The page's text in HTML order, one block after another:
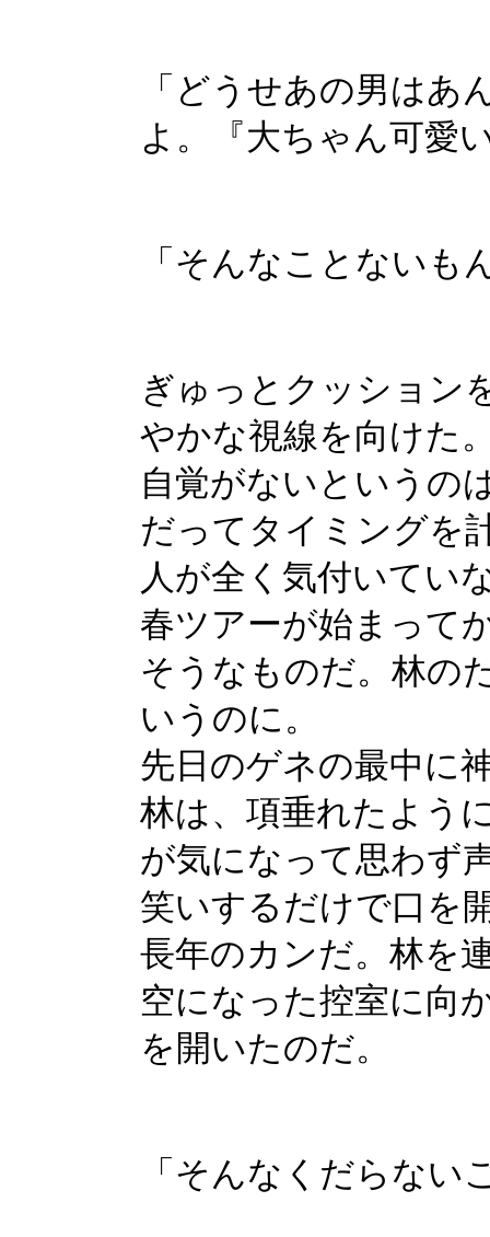
「どうせあの男はあ
よ。『大ちゃん可愛
「そんなことないも
ぎゅっとクッション
やかな視線を向けた
自覚がないというの
だってタイミングを
人が全く気付いてい
春ツアーが始まって
そうなものだ。林の
いうのに。
先日のゲネの最中に
林は、項垂れたよう
が気になって思わず
笑いするだけで口を
長年のカンだ。林を
空になった控室に向
を開いたのだ。
「そんなくだらない